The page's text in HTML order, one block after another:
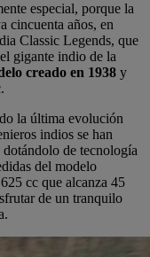
especial, porque la
cincuenta años, en
Classic Legends, que
gigante indio de la
creado en 1938 y
la última evolución
indios se han
dotándolo de tecnología
del modelo
cc que alcanza 45
de un tranquilo